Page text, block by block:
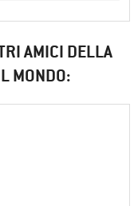
AMICI DELLA
MONDO: